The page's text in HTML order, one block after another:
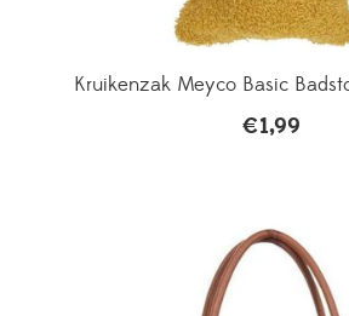
Kruikenzak Meyco Basic
€1,99